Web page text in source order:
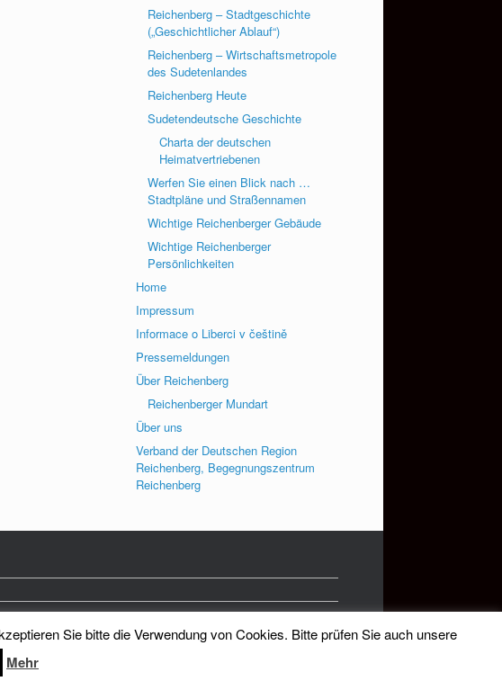
Reichenberg – Stadtgeschichte
(„Geschichtlicher Ablauf“)
Reichenberg – Wirtschaftsmetropole
des Sudetenlandes
Reichenberg Heute
Sudetendeutsche Geschichte
Charta der deutschen
Heimatvertriebenen
Werfen Sie einen Blick nach …
Stadtpläne und Straßennamen
Wichtige Reichenberger Gebäude
Wichtige Reichenberger
Persönlichkeiten
Home
Impressum
Informace o Liberci v češtině
Pressemeldungen
Über Reichenberg
Reichenberger Mundart
Über uns
Verband der Deutschen Region
Reichenberg, Begegnungszentrum
Reichenberg
SiteOrigin
Sie bitte die Verwendung von Cookies. Bitte prüfen Sie auch unsere
Mehr